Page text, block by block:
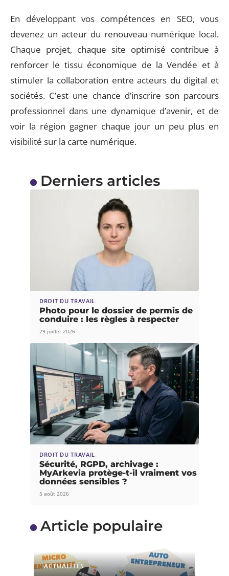
En développant vos compétences en SEO, vous
devenez un acteur du renouveau numérique local.
Chaque projet, chaque site optimisé contribue à
renforcer le tissu économique de la Vendée et à
stimuler la collaboration entre acteurs du digital et
sociétés. C’est une chance d’inscrire son parcours
professionnel dans une dynamique d’avenir, et de
voir la région gagner chaque jour un peu plus en
visibilité sur la carte numérique.
Derniers articles
DROIT DU TRAVAIL
Photo pour le dossier de permis de
conduire : les règles à respecter
29 juillet 2026
DROIT DU TRAVAIL
Sécurité, RGPD, archivage :
MyArkevia protège-t-il vraiment vos
données sensibles ?
5 août 2026
Article populaire
ACTUALITÉS